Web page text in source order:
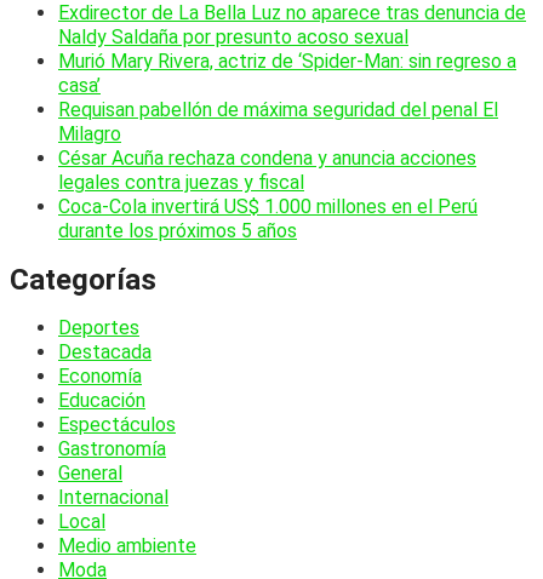
Exdirector de La Bella Luz no aparece tras denuncia de
Naldy Saldaña por presunto acoso sexual
Murió Mary Rivera, actriz de ‘Spider-Man: sin regreso a
casa’
Requisan pabellón de máxima seguridad del penal El
Milagro
César Acuña rechaza condena y anuncia acciones
legales contra juezas y fiscal
Coca-Cola invertirá US$ 1.000 millones en el Perú
durante los próximos 5 años
Categorías
Deportes
Destacada
Economía
Educación
Espectáculos
Gastronomía
General
Internacional
Local
Medio ambiente
Moda